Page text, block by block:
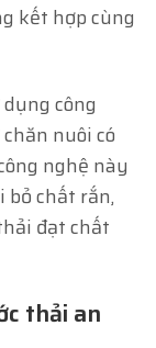
kết hợp cùng
công
nuôi có
nghệ này
bỏ chất rắn,
đạt chất
thải an